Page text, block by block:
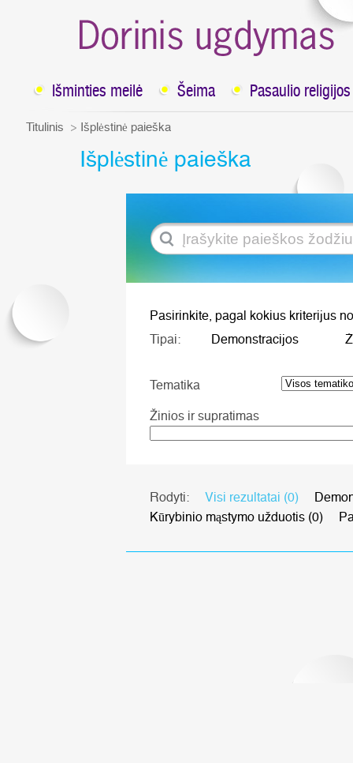
Išminties meilė Šeima Pasaulio religijos
Titulinis Išplėstinė paieška
Išplėstinė paieška
Pasirinkite, pagal kokius kriterijus
Tipai:
Demonstracijos
Tematika
Žinios ir supratimas
Rodyti: Visi rezultatai (0)
Kūrybinio mąstymo užduotis (0)